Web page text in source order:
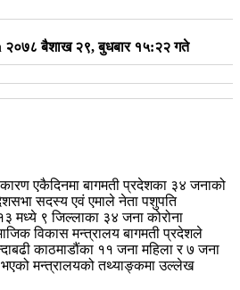
२०७८ बैशाख २९, बुधबार १५:२२ गते
एकैदिनमा बागमती प्रदेशका ३४ जनाको
सदस्य एवं एमाले नेता पशुपति
मध्ये ९ जिल्लाका ३४ जना कोरोना
विकास मन्त्रालय बागमती प्रदेशले
काठमाडौंका ११ जना महिला र ७ जना
मन्त्रालयको तथ्याङ्कमा उल्लेख